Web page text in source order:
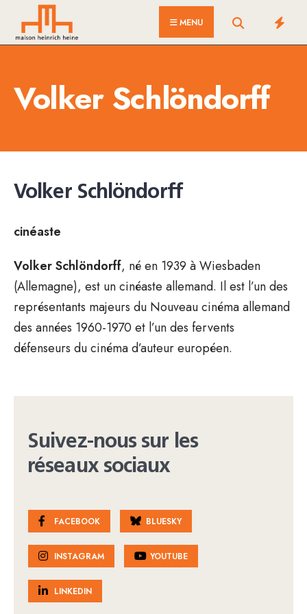
MENU
Volker Schlöndorff
Volker Schlöndorff
cinéaste
Volker Schlöndorff, né en 1939 à Wiesbaden
(Allemagne), est un cinéaste allemand. Il est l’un des
représentants majeurs du Nouveau cinéma allemand
des années 1960-1970 et l’un des fervents
défenseurs du cinéma d’auteur européen.
Suivez-nous sur les
réseaux sociaux
FACEBOOK BLUESKY
INSTAGRAM YOUTUBE
LINKEDIN